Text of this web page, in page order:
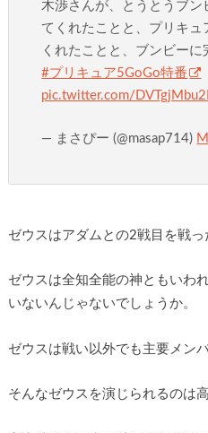
木渉さんが、とうとうブン
てくれたことと、プリキュ
くれたことと、ブンビー
#プリキュア5GoGo特番
pic.twitter.com/
— まさぴー (@masap714)
ゼウスはアダムとの2戦目を戦っ
ゼウスは全知全能の神ともいわ
いないんじゃないでしょうか。
ゼウスは戦い以外でも主要メン
そんなゼウスを演じられるのは